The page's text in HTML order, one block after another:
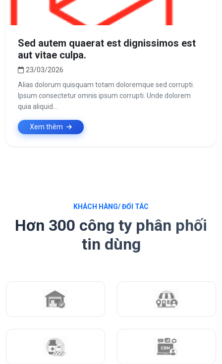
Sed autem quaerat est dignissimos est
aut vitae culpa.
23/03/2026
Alias dolorum quisquam totam doloremque sed corrupti.
Ipsum consectetur omnis ipsum corrupti. Unde dolorem
quia aliquid...
Xem thêm
KHÁCH HÀNG/ ĐỐI TÁC
Hơn 300 công ty phân phối
tin dùng